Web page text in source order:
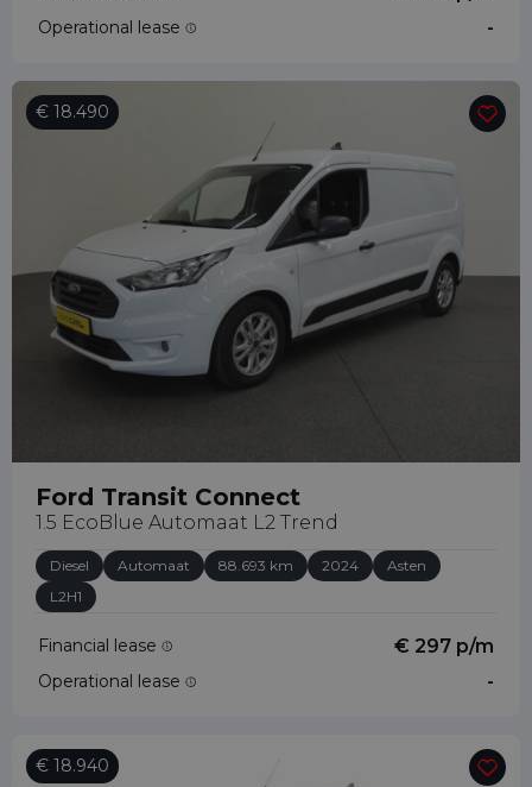
Operational lease -
€ 18.490
Ford Transit Connect
1.5 EcoBlue Automaat L2 Trend
Diesel Automaat 88.693 km 2024
Asten
L2H1
Financial lease € 297 p/m
Operational lease -
€ 18.940